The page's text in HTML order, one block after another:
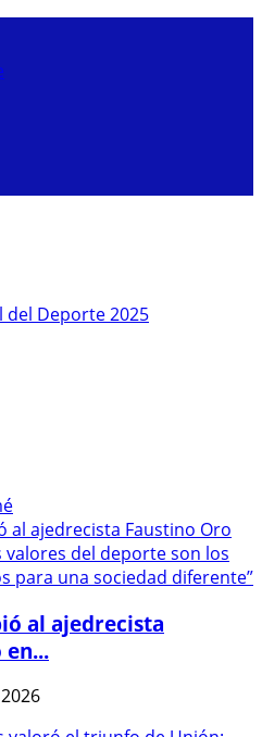
del Deporte 2025
al ajedrecista
en...